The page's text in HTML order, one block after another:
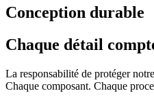
Conception durable
Chaque détail
La responsabilité de protéger
Chaque composant. Chaque